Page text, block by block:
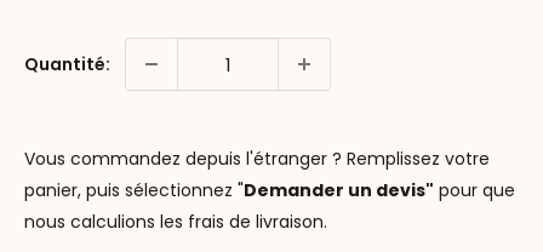
Quantité:
Vous commandez depuis l'étranger ? Remplissez votre
panier, puis sélectionnez "Demander un devis" pour que
nous calculions les frais de livraison.